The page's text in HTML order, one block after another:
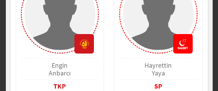
Engin
Anbarcı
TKP
Hayrettin
Yaya
SP